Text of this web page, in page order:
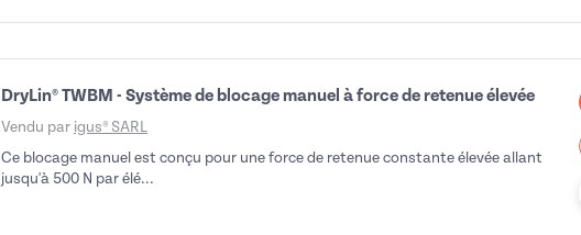
DryLin® TWBM - Système de blocage manuel à force de retenue élevée
Vendu par igus® SARL
Ce blocage manuel est conçu pour une force de retenue constante élevée allant
jusqu'à 500 N par élé...